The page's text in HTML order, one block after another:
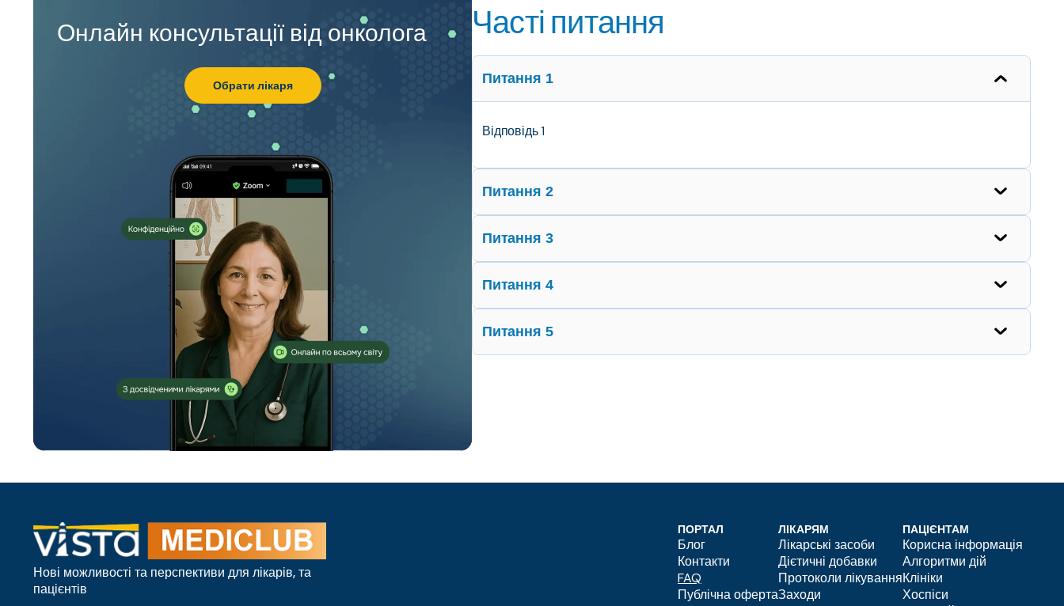
Онлайн консультації від онколога
Обрати лікаря
Часті питання
Питання 1
Відповідь 1
Питання 2
Питання 3
Питання 4
Питання 5
Нові можливості та перспективи для лікарів, та
пацієнтів
ПОРТАЛ
Блог
Контакти
FAQ
Публічна оферта
ЛІКАРЯМ
Лікарські засоби
Дієтичні добавки
Протоколи лікування
Заходи
ПАЦІЄНТАМ
Корисна інформація
Алгоритми дій
Клініки
Хоспіси